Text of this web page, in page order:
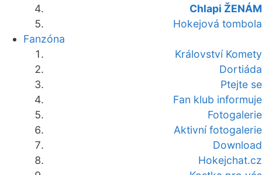
Chlapi ŽENÁM
Hokejová tombola
Fanzóna
Království Komety
Dortiáda
Ptejte se
Fan klub informuje
Fotogalerie
Aktivní fotogalerie
Download
Hokejchat.cz